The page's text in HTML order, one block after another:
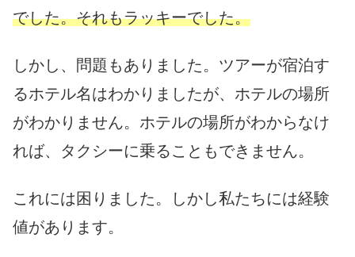
でした。それもラッキーでした。
しかし、問題もありました。ツアーが宿泊す
るホテル名はわかりましたが、ホテルの場所
がわかりません。ホテルの場所がわからなけ
れば、タクシーに乗ることもできません。
これには困りました。しかし私たちには経験
値があります。